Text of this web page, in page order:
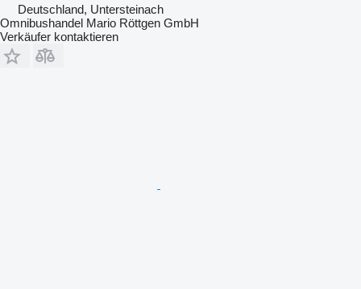
Deutschland, Untersteinach
Omnibushandel Mario Röttgen GmbH
Verkäufer kontaktieren